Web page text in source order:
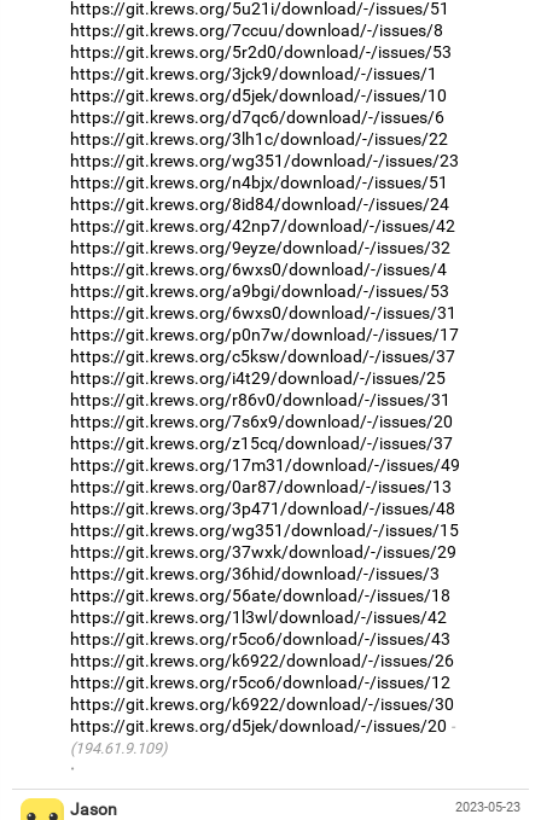
https://git.krews.org/5u21i/download/-/issues/51
https://git.krews.org/7ccuu/download/-/issues/8
https://git.krews.org/5r2d0/download/-/issues/53
https://git.krews.org/3jck9/download/-/issues/1
https://git.krews.org/d5jek/download/-/issues/10
https://git.krews.org/d7qc6/download/-/issues/6
https://git.krews.org/3lh1c/download/-/issues/22
https://git.krews.org/wg351/download/-/issues/23
https://git.krews.org/n4bjx/download/-/issues/51
https://git.krews.org/8id84/download/-/issues/24
https://git.krews.org/42np7/download/-/issues/42
https://git.krews.org/9eyze/download/-/issues/32
https://git.krews.org/6wxs0/download/-/issues/4
https://git.krews.org/a9bgi/download/-/issues/53
https://git.krews.org/6wxs0/download/-/issues/31
https://git.krews.org/p0n7w/download/-/issues/17
https://git.krews.org/c5ksw/download/-/issues/37
https://git.krews.org/i4t29/download/-/issues/25
https://git.krews.org/r86v0/download/-/issues/31
https://git.krews.org/7s6x9/download/-/issues/20
https://git.krews.org/z15cq/download/-/issues/37
https://git.krews.org/17m31/download/-/issues/49
https://git.krews.org/0ar87/download/-/issues/13
https://git.krews.org/3p471/download/-/issues/48
https://git.krews.org/wg351/download/-/issues/15
https://git.krews.org/37wxk/download/-/issues/29
https://git.krews.org/36hid/download/-/issues/3
https://git.krews.org/56ate/download/-/issues/18
https://git.krews.org/1l3wl/download/-/issues/42
https://git.krews.org/r5co6/download/-/issues/43
https://git.krews.org/k6922/download/-/issues/26
https://git.krews.org/r5co6/download/-/issues/12
https://git.krews.org/k6922/download/-/issues/30
https://git.krews.org/d5jek/download/-/issues/20
(194.61.9.109)
·
2023-05-23
Jason